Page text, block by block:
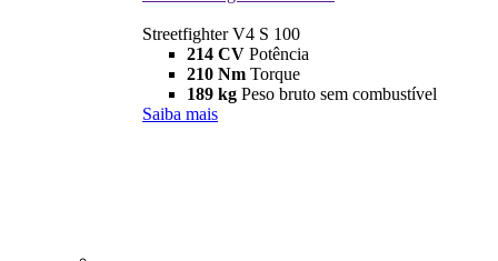
Streetfighter V4 S 100
214 CV Potência
210 Nm Torque
189 kg Peso bruto sem combustível
Saiba mais